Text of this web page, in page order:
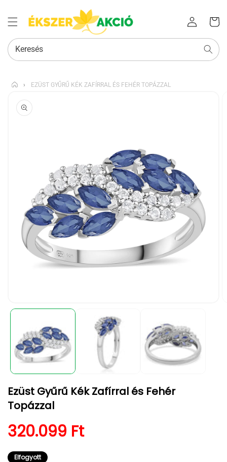
Bejelentkezés
kosara
Keresés
› EZÜST GYŰRŰ KÉK ZAFÍRRAL ÉS FEHÉR TOPÁZZAL
UGRÁS A
TERMÉKADATOKRA
médiafájl
modális
párbeszédpanelen
Ezüst Gyűrű Kék Zafírral és Fehér
Topázzal
Normál ár
320.099 Ft
Elfogyott